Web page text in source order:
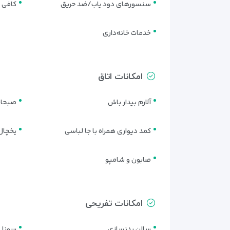
آرام و زیبا استراحت کنند.
سنسورهای دود یاب/ضد حریق
خدمات خانه‌داری
امکانات اتاق
آلارم بیدار باش
کمد دیواری همراه با جا لباسی
صابون و شامپو
امکانات تفریحی